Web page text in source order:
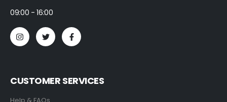
09:00 - 16:00
CUSTOMER SERVICES